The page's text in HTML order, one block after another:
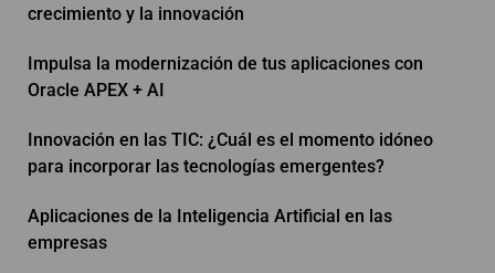
crecimiento y la innovación
Impulsa la modernización de tus aplicaciones con
Oracle APEX + AI
Innovación en las TIC: ¿Cuál es el momento idóneo
para incorporar las tecnologías emergentes?
Aplicaciones de la Inteligencia Artificial en las
empresas